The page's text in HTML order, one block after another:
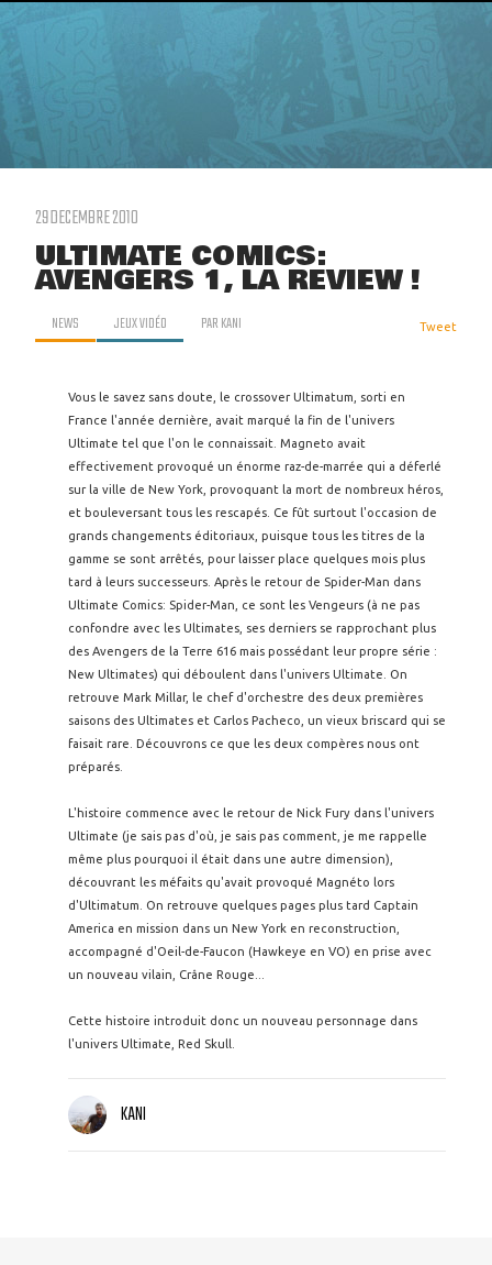
29 DECEMBRE 2010
ULTIMATE COMICS:
AVENGERS 1, LA REVIEW !
NEWS JEUX VIDÉO PARKANI Tweet
Vous le savez sans doute, le crossover Ultimatum, sorti en
France l'année dernière, avait marqué la fin de l'univers
Ultimate tel que l'on le connaissait. Magneto avait
effectivement provoqué un énorme raz-de-marrée qui a déferlé
sur la ville de New York, provoquant la mort de nombreux héros,
et bouleversant tous les rescapés. Ce fût surtout l'occasion de
grands changements éditoriaux, puisque tous les titres de la
gamme se sont arrêtés, pour laisser place quelques mois plus
tard à leurs successeurs. Après le retour de Spider-Man dans
Ultimate Comics: Spider-Man, ce sont les Vengeurs (à ne pas
confondre avec les Ultimates, ses derniers se rapprochant plus
des Avengers de la Terre 616 mais possédant leur propre série :
New Ultimates) qui déboulent dans l'univers Ultimate. On
retrouve Mark Millar, le chef d'orchestre des deux premières
saisons des Ultimates et Carlos Pacheco, un vieux briscard qui se
faisait rare. Découvrons ce que les deux compères nous ont
préparés.
L'histoire commence avec le retour de Nick Fury dans l'univers
Ultimate (je sais pas d'où, je sais pas comment, je me rappelle
même plus pourquoi il était dans une autre dimension),
découvrant les méfaits qu'avait provoqué Magnéto lors
d'Ultimatum. On retrouve quelques pages plus tard Captain
America en mission dans un New York en reconstruction,
accompagné d'Oeil-de-Faucon (Hawkeye en VO) en prise avec
un nouveau vilain, Crâne Rouge...
Cette histoire introduit donc un nouveau personnage dans
l'univers Ultimate, Red Skull.
KANI